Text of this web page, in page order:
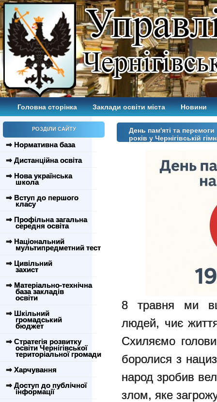
Головна сторінка Заклади освіти міста Новини
РОЗДІЛИ САЙТУ
⇒ Нормативна база
⇒ Дистанційна освіта
⇒ Нова українська
школа
⇒ Вступ до першого
класу
⇒ Профільна загальна
середня освіта
⇒ Національний
мультипредметний тест
⇒ Цивільний
захист
⇒ Матеріально-технічна
база закладів
освіти
⇒ Шкільний
громадський
бюджет
⇒ Стратегія розвитку
освіти Чернігівської
територіальної громади
⇒ Харчування
⇒ Доступ до публічної
інформації
День пам'яті та перемоги
років у Чернігівській
8 травня ми
людей, чиє
Схиляємо
боролися з
народ зробив
злом, яке